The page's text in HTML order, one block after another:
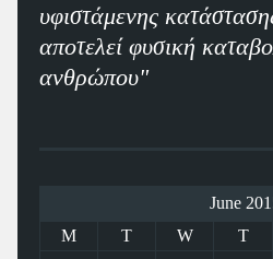
υφιστάμενης
αποτελεί φυσική
ανθρώπου"
June
M
T W T